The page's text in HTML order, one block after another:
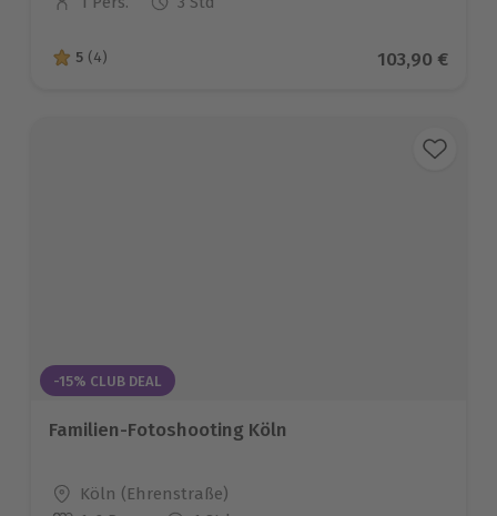
Anzahl der Teilnehmer
5 von 5 Sternen basierend auf 4 Bewertungen
5 (4) Aktueller
103,90 €
-15% CLUB DEAL
Familien-Fotoshooting Köln
Standort
Köln (Ehrenstraße)